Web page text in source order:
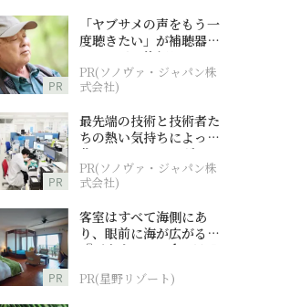
PR
「ヤブサメの声をもう一
度聴きたい」が補聴器チ
ャレンジの後押しに
PR(ソノヴァ・ジャパン株
式会社)
PR
最先端の技術と技術者た
ちの熱い気持ちによって
作られているオーダーメ
イド補聴器
PR(ソノヴァ・ジャパン株
式会社)
PR
客室はすべて海側にあ
り、眼前に海が広がる
『西表島ホテル by 星野
PR(星野リゾート)